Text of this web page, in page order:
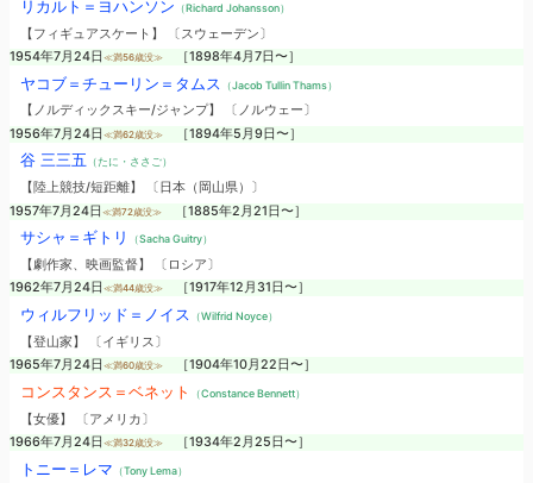
リカルト＝ヨハンソン （Richard Johansson）
【フィギュアスケート】 〔スウェーデン〕
1954年7月24日 ≪満56歳没≫ ［1898年4月7日〜］
ヤコブ＝チューリン＝タムス （Jacob Tullin Thams）
【ノルディックスキー/ジャンプ】 〔ノルウェー〕
1956年7月24日 ≪満62歳没≫ ［1894年5月9日〜］
谷 三三五 （たに・ささご）
【陸上競技/短距離】 〔日本（岡山県）〕
1957年7月24日 ≪満72歳没≫ ［1885年2月21日〜］
サシャ＝ギトリ （Sacha Guitry）
【劇作家、映画監督】 〔ロシア〕
1962年7月24日 ≪満44歳没≫ ［1917年12月31日〜］
ウィルフリッド＝ノイス （Wilfrid Noyce）
【登山家】 〔イギリス〕
1965年7月24日 ≪満60歳没≫ ［1904年10月22日〜］
コンスタンス＝ベネット （Constance Bennett）
【女優】 〔アメリカ〕
1966年7月24日 ≪満32歳没≫ ［1934年2月25日〜］
トニー＝レマ （Tony Lema）